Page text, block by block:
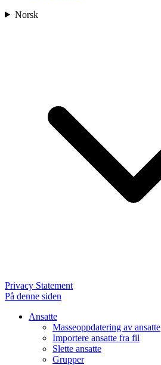
Norsk
Privacy Statement
På denne siden
Ansatte
Masseoppdatering av ansatte
Importere ansatte fra fil
Slette ansatte
Grupper